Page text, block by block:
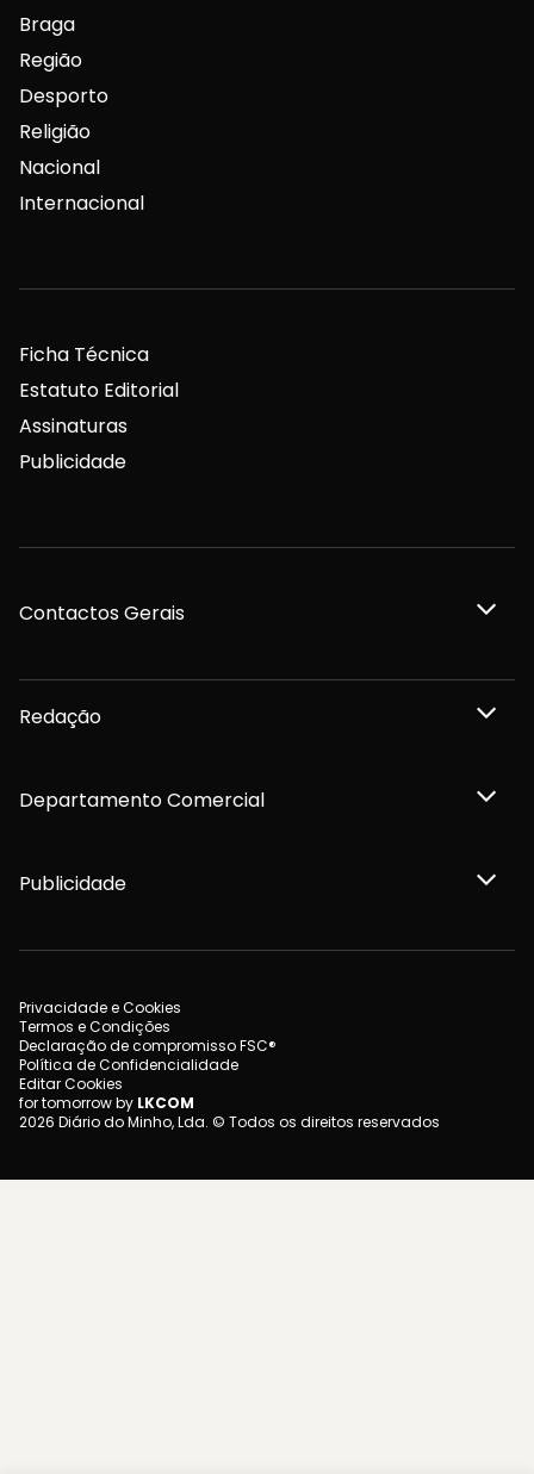
Braga
Região
Desporto
Religião
Nacional
Internacional
Ficha Técnica
Estatuto Editorial
Assinaturas
Publicidade
Contactos Gerais
Redação
Departamento Comercial
Publicidade
Privacidade e Cookies
Termos e Condições
Declaração de compromisso FSC®
Política de Confidencialidade
Editar Cookies
for tomorrow by LKCOM
2026 Diário do Minho, Lda. © Todos os direitos reservados